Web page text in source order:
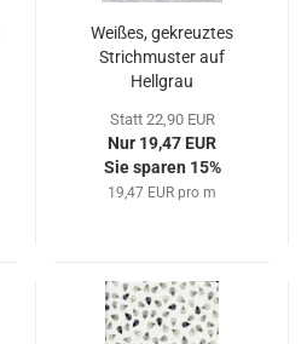
Weißes, gekreuztes
Strichmuster auf
Hellgrau
Statt 22,90 EUR
Nur 19,47 EUR
Sie sparen 15%
19,47 EUR pro m